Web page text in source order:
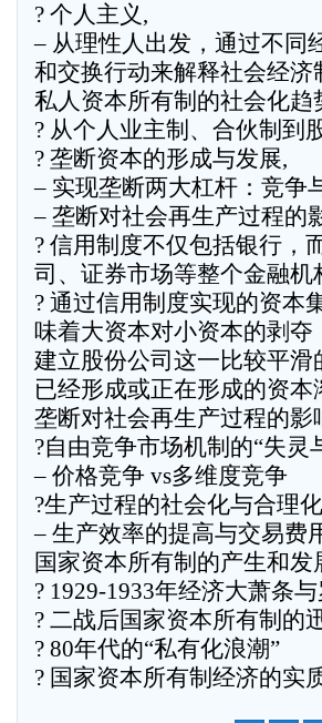
? 个人主义,
– 从理性人出发，通过不同
和交换行动来解释社会经济
私人资本所有制的社会化趋
? 从个人业主制、合伙制到
? 垄断资本的形成与发展,
– 实现垄断两大杠杆：竞争
– 垄断对社会再生产过程的
? 信用制度不仅包括银行，
司、证券市场等整个金融机
? 通过信用制度实现的资本
味着大资本对小资本的剥夺
建立股份公司这一比较平滑
已经形成或正在形成的资本
垄断对社会再生产过程的影
?自由竞争市场机制的“失灵
– 价格竞争 vs多维度竞争
?生产过程的社会化与合理化
– 生产效率的提高与交易费
国家资本所有制的产生和发
? 1929-1933年经济大萧条
? 二战后国家资本所有制的
? 80年代的“私有化浪潮”
? 国家资本所有制经济的实